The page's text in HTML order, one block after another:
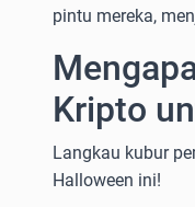
pintu mereka,
Kripto
Langkau kubur
Halloween ini!